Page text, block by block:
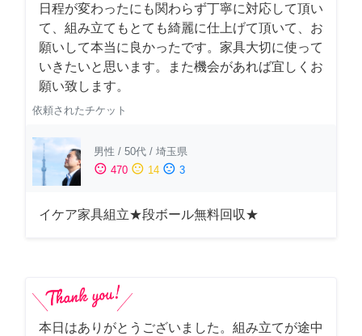
日程が変わったにも関わらず丁寧に対応して頂い
て、組み立てもとても綺麗に仕上げて頂いて、お
願いして本当に良かったです。家具大切に使って
いきたいと思います。また機会があれば宜しくお
願い致します。
依頼されたチケット
男性 / 50代 / 埼玉県
sentiment_satisfied 470 sentiment_neutral 14 sentiment_dissatisfied 3
イケア家具組立★段ボール無料回収★
本日はありがとうございました。組み立てが途中